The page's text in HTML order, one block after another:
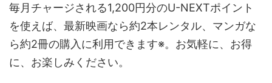
毎月チャージされる1,200円分のU-NEXTポイント
を使えば、最新映画なら約2本レンタル、マンガな
ら約2冊の購入に利用できます※。お気軽に、お得
に、お楽しみください。